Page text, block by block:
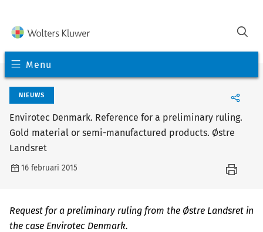
Menu
NIEUWS
Envirotec Denmark. Reference for a preliminary ruling.
Gold material or semi-manufactured products. Østre
Landsret
16 februari 2015
Request for a preliminary ruling from the Østre Landsret in
the case Envirotec Denmark.